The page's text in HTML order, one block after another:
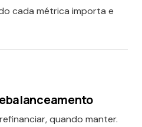
cada métrica importa e
quando manter.